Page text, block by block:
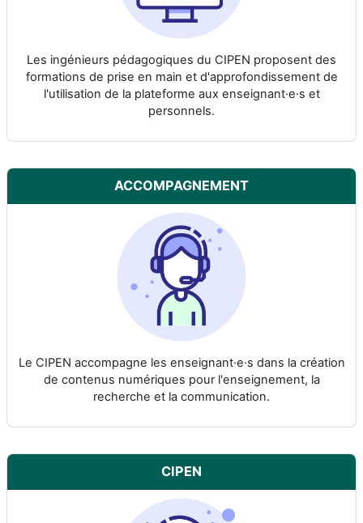
Les ingénieurs pédagogiques du CIPEN proposent des
formations de prise en main et d'approfondissement de
l'utilisation de la plateforme aux enseignant·e·s et
personnels.
ACCOMPAGNEMENT
Le CIPEN accompagne les enseignant·e·s dans la création
de contenus numériques pour l'enseignement, la
recherche et la communication.
CIPEN